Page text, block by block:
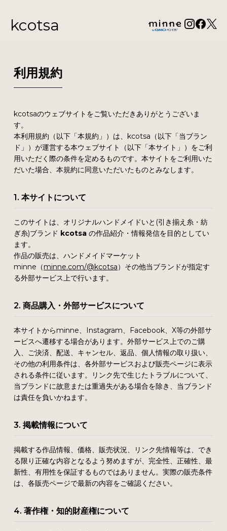
kcotsa
利用規約
kcotsaのウェブサイトをご覧いただきありがとうございま
す。
本利用規約（以下「本規約」）は、kcotsa（以下「当ブラン
ド」）が運営する本ウェブサイト（以下「本サイト」）をご利
用いただく際の条件を定めるものです。本サイトをご利用いた
だいた場合、本規約に同意いただいたものとみなします。
1. 本サイトについて
このサイトは、オリジナルハンドメイドいと(引き揃え糸・紡
ぎ糸)ブランド kcotsa の作品紹介・情報発信を目的としてい
ます。
作品の販売は、ハンドメイドマーケット
minne（minne.com/@kcotsa）その他当ブランドが指定す
る外部サービス上で行います。
2. 商品購入・外部サービスについて
本サイトからminne、Instagram、Facebook、X等の外部サ
ービスへ遷移する場合があります。外部サービス上でのご購
入、ご決済、配送、キャンセル、返品、個人情報の取り扱い、
その他の利用条件は、各外部サービスおよび販売ページに表示
される条件に従います。リンク先で生じたトラブルについて、
当ブランドに故意または重過失がある場合を除き、当ブランド
は責任を負いかねます。
3. 掲載情報について
掲載する作品情報、価格、販売状況、リンク先情報等は、でき
る限り正確な内容となるよう努めますが、完全性、正確性、最
新性、有用性を保証するものではありません。実際の販売条件
は、各販売ページで最新の内容をご確認ください。
4. 著作権・知的財産権について